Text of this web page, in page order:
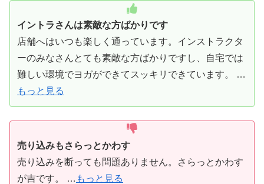
イントラさんは素敵な方ばかりです
店舗へはいつも楽しく通っています。インストラクタ
ーのみなさんとても素敵な方ばかりですし、自宅では
難しい環境でヨガができてスッキリできています。 …
もっと見る
売り込みもさらっとかわす
売り込みを断っても問題ありません。さらっとかわす
が吉です。 … もっと見る